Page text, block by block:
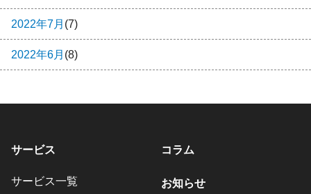
2022年7月 (7)
2022年6月 (8)
サービス
サービス一覧
コラム
お知らせ